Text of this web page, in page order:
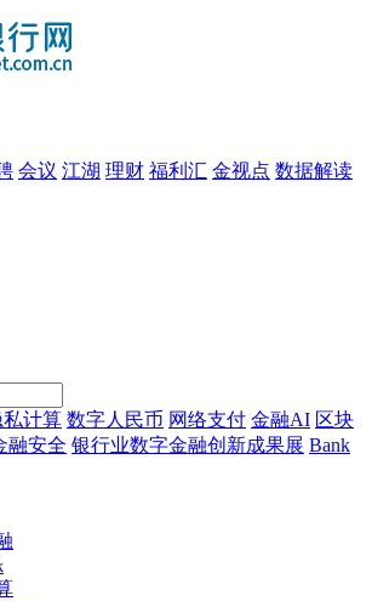
会议 江湖 理财 福利汇 金视点 数据解读
私计算 数字人民币 网络支付 金融AI 区块
融安全 银行业数字金融创新成果展 Bank